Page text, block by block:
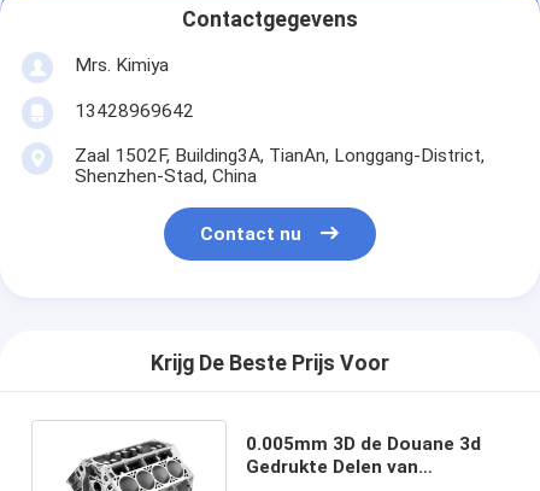
Contactgegevens
Mrs. Kimiya
13428969642
Zaal 1502F, Building3A, TianAn, Longgang-District,
Shenzhen-Stad, China
Contact nu
Krijg De Beste Prijs Voor
0.005mm 3D de Douane 3d
Gedrukte Delen van